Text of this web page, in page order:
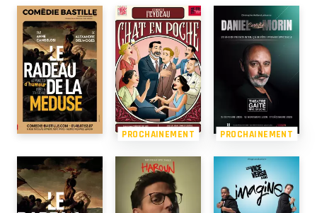
PROCHAINEMENT PROCHAINEMENT